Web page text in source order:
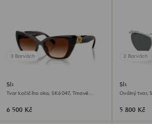
3 Barvách
Sluneční brýle
Tvar kočičího oka, SK6047, Tmavě
6 500 Kč
2 Barvách
Sluneční
Oválný tvar,
5 800 Kč